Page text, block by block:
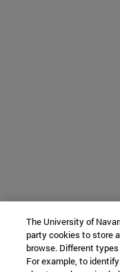
The University of
party cookies to store
browse. Different
For example, to